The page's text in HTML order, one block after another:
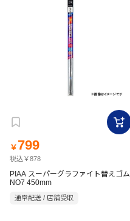
￥ 799
税込￥878
PIAA スーパーグラファイト替えゴム
NO7 450mm
通常配送 / 店舗受取